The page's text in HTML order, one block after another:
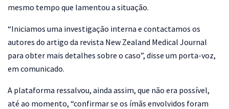
mesmo tempo que lamentou a situação.
“Iniciamos uma investigação interna e contactamos os
autores do artigo da revista New Zealand Medical Journal
para obter mais detalhes sobre o caso”, disse um porta-voz,
em comunicado.
A plataforma ressalvou, ainda assim, que não era possível,
até ao momento, “confirmar se os ímãs envolvidos foram